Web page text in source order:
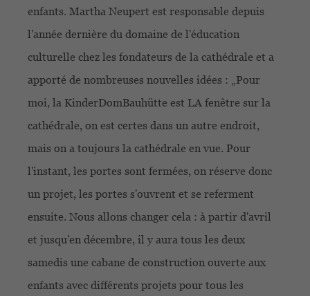
enfants. Martha Neupert est responsable depuis
l'année dernière du domaine de l'éducation
culturelle chez les fondateurs de la cathédrale et a
apporté de nombreuses nouvelles idées : „Pour
moi, la KinderDomBauhütte est LA fenêtre sur la
cathédrale, on est certes dans un autre endroit,
mais on a toujours la cathédrale en vue. Pour
l'instant, les portes sont fermées, on réserve donc
un projet, les portes s'ouvrent et se referment
ensuite. Nous allons changer cela : à partir d'avril
et jusqu'en décembre, il y aura tous les deux
samedis une cabane de construction ouverte aux
enfants avec différents projets pour tous les